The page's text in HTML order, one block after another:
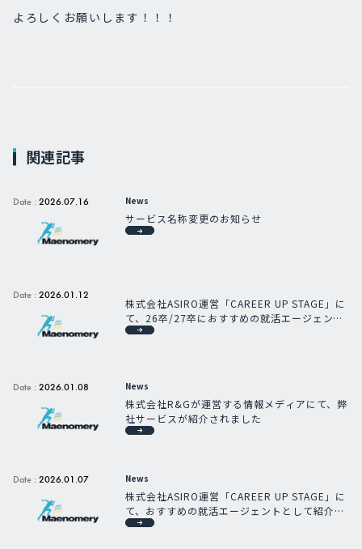
よろしくお願いします！！！
関連記事
Date : 2026.07.16 News
サービス名称変更のお知らせ
Date : 2026.01.12
株式会社ASIRO運営「CAREER UP STAGE」に
て、26卒/27卒におすすめの就活エージェント
として紹介されました
Date : 2026.01.08 News
株式会社R&Gが運営する情報メディアにて、弊
社サービスが紹介されました
Date : 2026.01.07 News
株式会社ASIRO運営「CAREER UP STAGE」に
て、おすすめの就活エージェントとして紹介さ
れました